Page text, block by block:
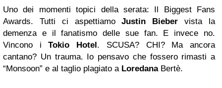
Uno dei momenti topici della serata: Il Biggest Fans
Awards. Tutti ci aspettiamoJustin Bieber vista la
demenza e il fanatismo delle sue fan. E invece no.
Vincono iTokio Hotel. SCUSA? CHI? Ma ancora
cantano? Un trauma. Io pensavo che fossero rimasti a
“Monsoon” e al taglio plagiato a LoredanaBertè.